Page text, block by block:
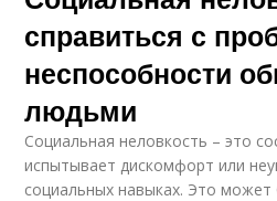
справиться с
неспособности
людьми
Социальная неловкость – это
испытывает дискомфорт или
социальных навыках. Это